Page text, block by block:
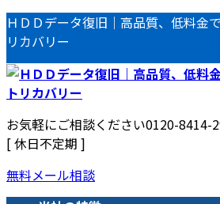
コ
ン
テ
ン
ツ
へ
ス
キ
ッ
プ
ナ
ビ
ゲ
ー
シ
ョ
ン
に
移
動
ＨＤＤデータ復旧｜高品質、低料金
リカバリー
お気軽にご相談ください0120-8414-
[ 休日不定期 ]
無料メール相談